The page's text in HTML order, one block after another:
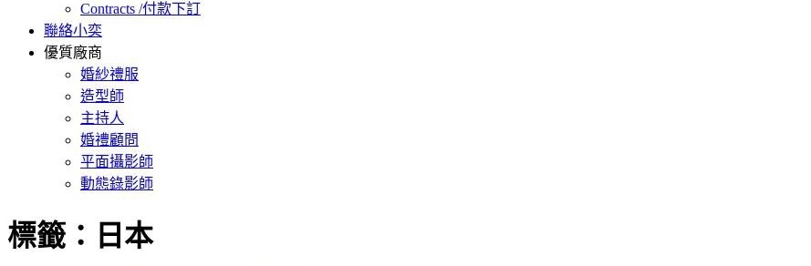
Contracts /付款下訂
聯絡小奕
優質廠商
婚紗禮服
造型師
主持人
婚禮顧問
平面攝影師
動態錄影師
標籤：日本